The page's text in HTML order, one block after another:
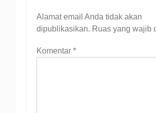
Alamat email Anda tidak akan
dipublikasikan. Ruas yang wajib
Komentar *